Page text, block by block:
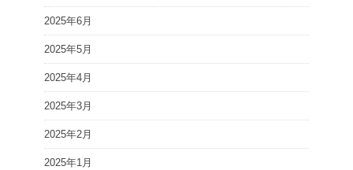
2025年6月
2025年5月
2025年4月
2025年3月
2025年2月
2025年1月